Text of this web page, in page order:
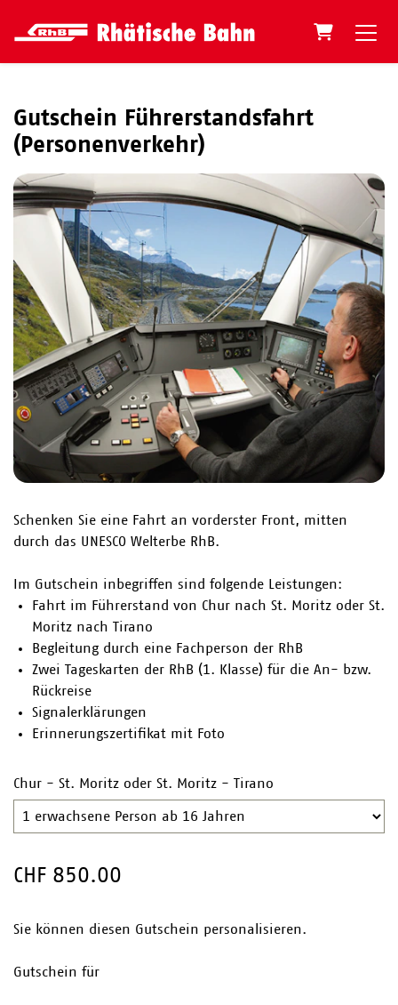
Warenkorb
Gutschein Führerstandsfahrt
(Personenverkehr)
Schenken Sie eine Fahrt an vorderster Front, mitten
durch das UNESCO Welterbe RhB.
Im Gutschein inbegriffen sind folgende Leistungen:
Fahrt im Führerstand von Chur nach St. Moritz oder St.
Moritz nach Tirano
Begleitung durch eine Fachperson der RhB
Zwei Tageskarten der RhB (1. Klasse) für die An- bzw.
Rückreise
Signalerklärungen
Erinnerungszertifikat mit Foto
Chur - St. Moritz oder St. Moritz - Tirano
CHF 850.00
Sie können diesen Gutschein personalisieren.
Gutschein für